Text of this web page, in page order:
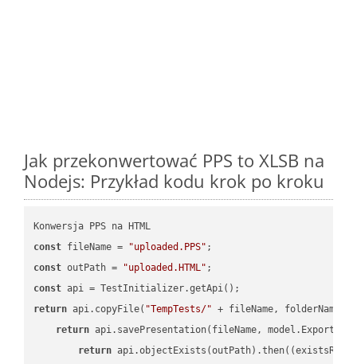
Jak przekonwertować PPS to XLSB na
Nodejs: Przykład kodu krok po kroku
const fileName = "uploaded.PPS"
const outPath = "uploaded.HTML"
const
return api.copyFile( "TempTests/" + fileName, folderName +
return api.savePresentation(fileName,
return api.objectExists(outPath).then( (